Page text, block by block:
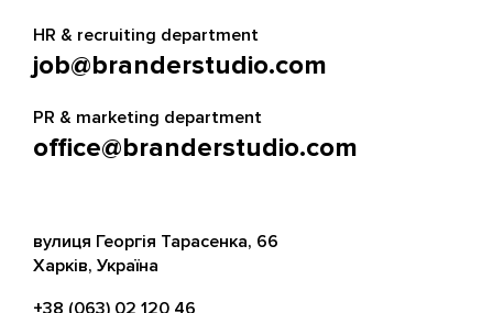
HR & recruiting department
job@branderstudio.com
PR & marketing department
office@branderstudio.com
вулиця Георгія Тарасенка, 66
Харків, Україна
+38 (063) 02 120 46